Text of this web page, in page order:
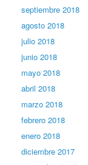
septiembre 2018
agosto 2018
julio 2018
junio 2018
mayo 2018
abril 2018
marzo 2018
febrero 2018
enero 2018
diciembre 2017